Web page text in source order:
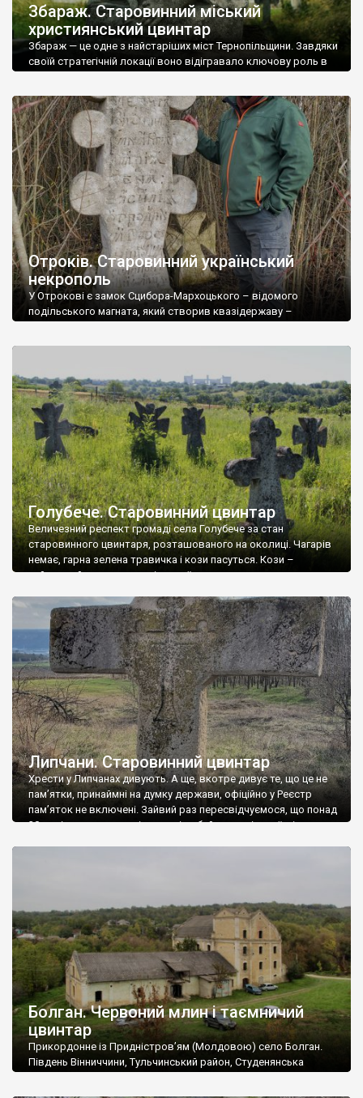
Збараж. Старовинний міський
християнський цвинтар
Збараж — це одне з найстаріших міст Тернопільщини. Завдяки
своїй стратегічній локації воно відігравало ключову роль в
Історія Збаражу — це суміш князівської доби, коли місто
входило до складу Русі, періодів русько-польської
аристократії, коли ним почергово володіли роди Збаразьких,
Вишневецьких та […]
Отроків. Старовинний український
некрополь
У Отрокові є замок Сцибора-Мархоцького – відомого
подільського магната, який створив квазідержаву –
заростає чагарями. Частина повністю заросла і до хрестів
доступ обмежений. Хоча помітно, що періодично чагарі все
таки скошуються, прочищаються. Отроківський […]
Голубече. Старовинний цвинтар
Величезний респект громаді села Голубече за стан
старовинного цвинтаря, розташованого на околиці. Чагарів
немає, гарна зелена травичка і кози пасуться. Кози –
найкращий регулятор шкідливої, для старих кладовищ,
бруньками, кози ті бруньки обгризають, бо то улюблений
делікатес. На цвинтарі у Голубечому ціла колекція
різноманітних форм хрестів. Село відносно невелике, […]
Липчани. Старовинний цвинтар
Хрести у Липчанах дивують. А ще, вкотре дивує те, що це не
пам’ятки, принаймні на думку держави, офіційно у Реєстр
пам’яток не включені. Зайвий раз пересвідчуємося, що понад
30 років незалежності, до період байдужості українців до
Болган. Червоний млин і таємничий
цвинтар
Прикордонне із Придністров’ям (Молдовою) село Болган.
Південь Вінниччини, Тульчинський район, Студенянська